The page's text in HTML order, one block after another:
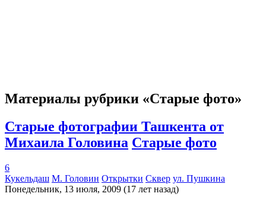
Материалы рубрики «Старые фото»
Старые фотографии Ташкента от
Михаила Головина Старые фото
6
Кукельдаш М. Головин Открытки Сквер ул. Пушкина
Понедельник, 13 июля, 2009 (17 лет назад)